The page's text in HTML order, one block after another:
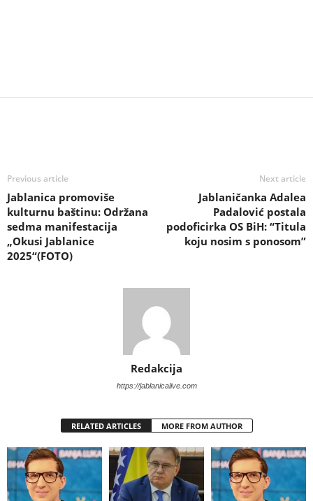
Previous article
Jablanica promoviše
kulturnu baštinu: Održana
sedma manifestacija
„Okusi Jablanice
2025“(FOTO)
Next article
Jablaničanka Adalea
Padalović postala
podoficirka OS BiH: “Titula
koju nosim s ponosom”
Redakcija
https://jablanicalive.com
RELATED ARTICLES MORE FROM AUTHOR